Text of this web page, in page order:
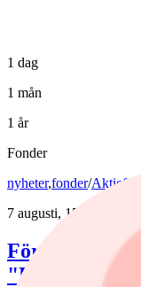
1 dag
1 mån
1 år
Fonder
nyheter,fonder/
7 augusti, 15:58
Förvaltaren
"Fortsatt stor